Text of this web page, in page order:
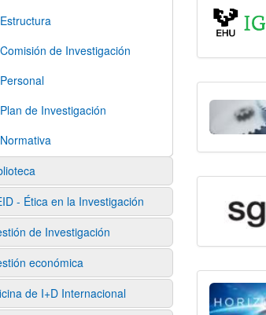
Estructura
Comisión de Investigación
Personal
Plan de Investigación
Normativa
- Ética en la Investigación
de Investigación
económica
de I+D Internacional